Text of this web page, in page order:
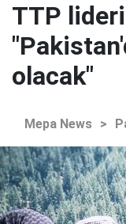
TTP
olacak"
Mepa News >